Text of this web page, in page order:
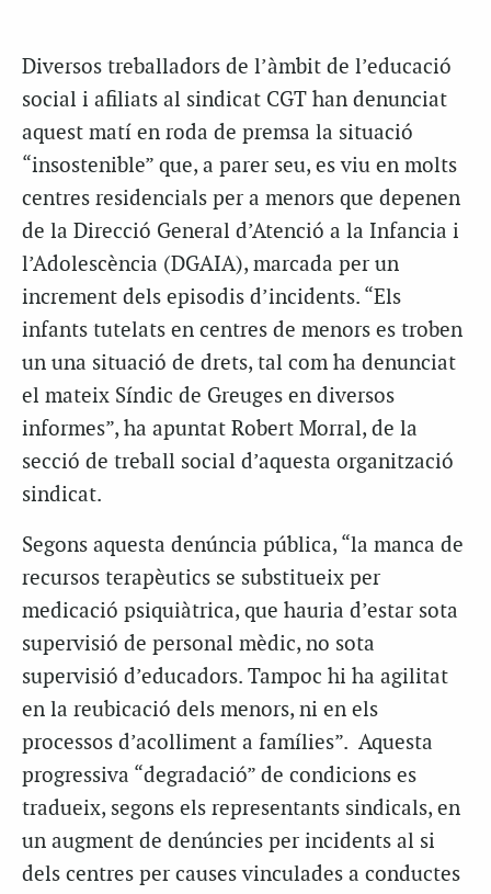
Diversos treballadors de l’àmbit de l’educació
social i afiliats al sindicat CGT han denunciat
aquest matí en roda de premsa la situació
“insostenible” que, a parer seu, es viu en molts
centres residencials per a menors que depenen
de la Direcció General d’Atenció a la Infancia i
l’Adolescència (DGAIA), marcada per un
increment dels episodis d’incidents. “Els
infants tutelats en centres de menors es troben
un una situació de drets, tal com ha denunciat
el mateix Síndic de Greuges en diversos
informes”, ha apuntat Robert Morral, de la
secció de treball social d’aquesta organització
sindicat.
Segons aquesta denúncia pública, “la manca de
recursos terapèutics se substitueix per
medicació psiquiàtrica, que hauria d’estar sota
supervisió de personal mèdic, no sota
supervisió d’educadors. Tampoc hi ha agilitat
en la reubicació dels menors, ni en els
processos d’acolliment a famílies”. Aquesta
progressiva “degradació” de condicions es
tradueix, segons els representants sindicals, en
un augment de denúncies per incidents al si
dels centres per causes vinculades a conductes